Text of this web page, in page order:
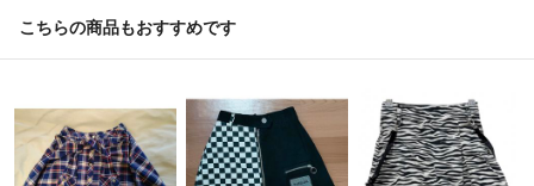
下さい^_^
また、他でも出品しておりますので、急に出品キャンセルをする場合が
それでは、よろしくお願い致します⭐︎
こちらの商品もおすすめです